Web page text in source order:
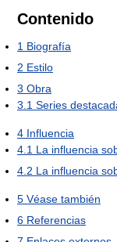
Contenido
1 Biografía
2 Estilo
3 Obra
3.1 Series
4 Influencia
4.1 La influencia
4.2 La influencia
5 Véase también
6 Referencias